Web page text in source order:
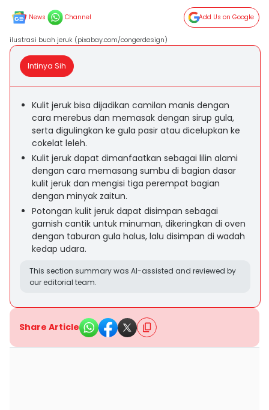
News Channel Add Us on Google
ilustrasi buah jeruk (pixabay.com/congerdesign)
Intinya Sih
Kulit jeruk bisa dijadikan camilan manis dengan
cara merebus dan memasak dengan sirup gula,
serta digulingkan ke gula pasir atau dicelupkan ke
cokelat leleh.
Kulit jeruk dapat dimanfaatkan sebagai lilin alami
dengan cara memasang sumbu di bagian dasar
kulit jeruk dan mengisi tiga perempat bagian
dengan minyak zaitun.
Potongan kulit jeruk dapat disimpan sebagai
garnish cantik untuk minuman, dikeringkan di oven
dengan taburan gula halus, lalu disimpan di wadah
kedap udara.
This section summary was AI-assisted and reviewed by
our editorial team.
Share Article